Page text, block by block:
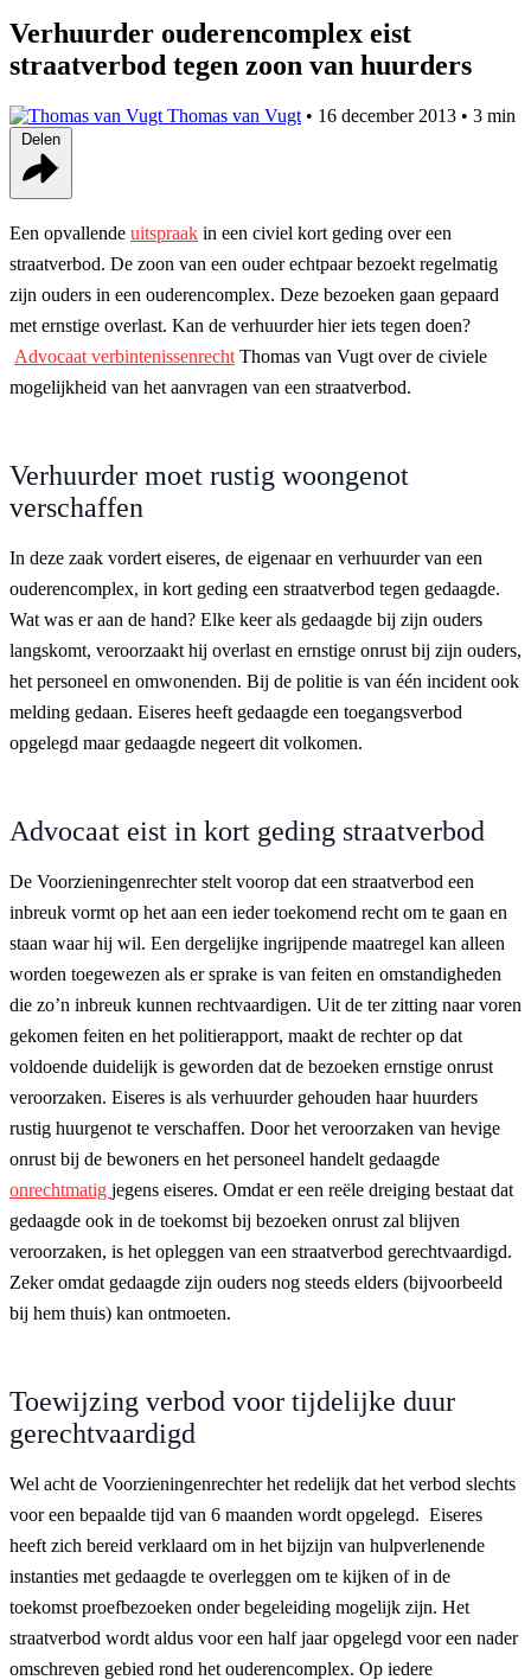
Verhuurder ouderencomplex eist
straatverbod tegen zoon van huurders
Thomas van Vugt • 16 december 2013 • 3 min
Een opvallende uitspraak in een civiel kort geding over een
straatverbod. De zoon van een ouder echtpaar bezoekt regelmatig
zijn ouders in een ouderencomplex. Deze bezoeken gaan gepaard
met ernstige overlast. Kan de verhuurder hier iets tegen doen?
Advocaat verbintenissenrecht Thomas van Vugt over de civiele
mogelijkheid van het aanvragen van een straatverbod.
Verhuurder moet rustig woongenot
verschaffen
In deze zaak vordert eiseres, de eigenaar en verhuurder van een
ouderencomplex, in kort geding een straatverbod tegen gedaagde.
Wat was er aan de hand? Elke keer als gedaagde bij zijn ouders
langskomt, veroorzaakt hij overlast en ernstige onrust bij zijn ouders,
het personeel en omwonenden. Bij de politie is van één incident ook
melding gedaan. Eiseres heeft gedaagde een toegangsverbod
opgelegd maar gedaagde negeert dit volkomen.
Advocaat eist in kort geding straatverbod
De Voorzieningenrechter stelt voorop dat een straatverbod een
inbreuk vormt op het aan een ieder toekomend recht om te gaan en
staan waar hij wil. Een dergelijke ingrijpende maatregel kan alleen
worden toegewezen als er sprake is van feiten en omstandigheden
die zo’n inbreuk kunnen rechtvaardigen. Uit de ter zitting naar voren
gekomen feiten en het politierapport, maakt de rechter op dat
voldoende duidelijk is geworden dat de bezoeken ernstige onrust
veroorzaken. Eiseres is als verhuurder gehouden haar huurders
rustig huurgenot te verschaffen. Door het veroorzaken van hevige
onrust bij de bewoners en het personeel handelt gedaagde
onrechtmatig jegens eiseres. Omdat er een reële dreiging bestaat dat
gedaagde ook in de toekomst bij bezoeken onrust zal blijven
veroorzaken, is het opleggen van een straatverbod gerechtvaardigd.
Zeker omdat gedaagde zijn ouders nog steeds elders (bijvoorbeeld
bij hem thuis) kan ontmoeten.
Toewijzing verbod voor tijdelijke duur
gerechtvaardigd
Wel acht de Voorzieningenrechter het redelijk dat het verbod slechts
voor een bepaalde tijd van 6 maanden wordt opgelegd. Eiseres
heeft zich bereid verklaard om in het bijzijn van hulpverlenende
instanties met gedaagde te overleggen om te kijken of in de
toekomst proefbezoeken onder begeleiding mogelijk zijn. Het
straatverbod wordt aldus voor een half jaar opgelegd voor een nader
omschreven gebied rond het ouderencomplex. Op iedere